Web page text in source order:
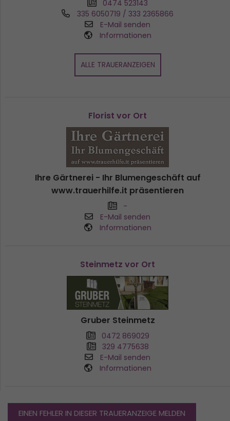
0474 523143
335 6050719 / 333 2365866
E-Mail senden
Informationen
ALLE TRAUERANZEIGEN
Florist vor Ort
Ihre Gärtnerei - Ihr Blumengeschäft auf
www.trauerhilfe.it präsentieren
-
E-Mail senden
Informationen
Steinmetz vor Ort
Gruber Steinmetz
0472 869029
329 4775638
E-Mail senden
Informationen
EINEN FEHLER IN DIESER TRAUERANZEIGE MELDEN